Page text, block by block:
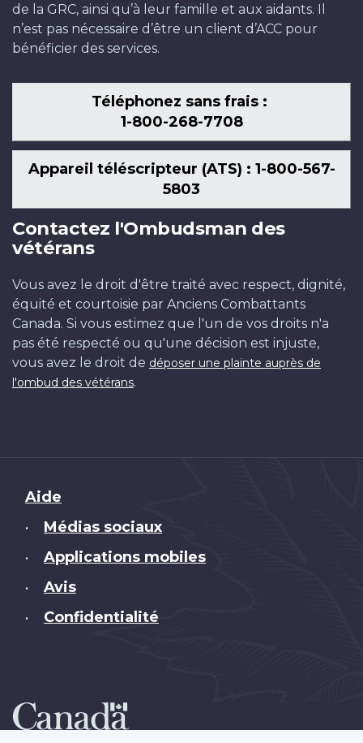
de la GRC, ainsi qu’à leur famille et aux aidants. Il
n’est pas nécessaire d’être un client d’ACC pour
bénéficier des services.
Téléphonez sans frais :
1-800-268-7708
Appareil téléscripteur (ATS) : 1-800-567-
5803
Contactez l'Ombudsman des
vétérans
Vous avez le droit d'être traité avec respect, dignité,
équité et courtoisie par Anciens Combattants
Canada. Si vous estimez que l'un de vos droits n'a
pas été respecté ou qu'une décision est injuste,
vous avez le droit de déposer une plainte auprès de
l'ombud des vétérans.
Brand
Aide
• Médias sociaux
• Applications mobiles
• Avis
• Confidentialité